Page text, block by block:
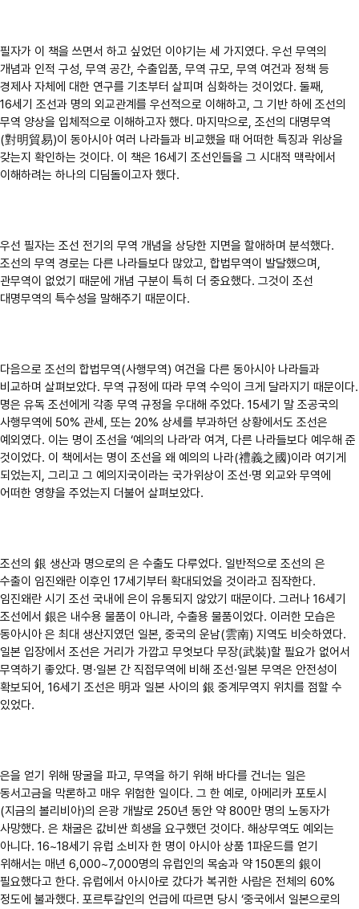
필자가 이 책을 쓰면서 하고 싶었던 이야기는 세 가지였다. 우선 무역의
개념과 인적 구성, 무역 공간, 수출입품, 무역 규모, 무역 여건과 정책 등
경제사 자체에 대한 연구를 기초부터 살피며 심화하는 것이었다. 둘째,
16세기 조선과 명의 외교관계를 우선적으로 이해하고, 그 기반 하에 조선의
무역 양상을 입체적으로 이해하고자 했다. 마지막으로, 조선의 대명무역
(對明貿易)이 동아시아 여러 나라들과 비교했을 때 어떠한 특징과 위상을
갖는지 확인하는 것이다. 이 책은 16세기 조선인들을 그 시대적 맥락에서
이해하려는 하나의 디딤돌이고자 했다.
우선 필자는 조선 전기의 무역 개념을 상당한 지면을 할애하며 분석했다.
조선의 무역 경로는 다른 나라들보다 많았고, 합법무역이 발달했으며,
관무역이 없었기 때문에 개념 구분이 특히 더 중요했다. 그것이 조선
대명무역의 특수성을 말해주기 때문이다.
다음으로 조선의 합법무역(사행무역) 여건을 다른 동아시아 나라들과
비교하며 살펴보았다. 무역 규정에 따라 무역 수익이 크게 달라지기 때문이다.
명은 유독 조선에게 각종 무역 규정을 우대해 주었다. 15세기 말 조공국의
사행무역에 50% 관세, 또는 20% 상세를 부과하던 상황에서도 조선은
예외였다. 이는 명이 조선을 ‘예의의 나라’라 여겨, 다른 나라들보다 예우해 준
것이었다. 이 책에서는 명이 조선을 왜 예의의 나라(禮義之國)이라 여기게
되었는지, 그리고 그 예의지국이라는 국가위상이 조선·명 외교와 무역에
어떠한 영향을 주었는지 더불어 살펴보았다.
조선의 銀 생산과 명으로의 은 수출도 다루었다. 일반적으로 조선의 은
수출이 임진왜란 이후인 17세기부터 확대되었을 것이라고 짐작한다.
임진왜란 시기 조선 국내에 은이 유통되지 않았기 때문이다. 그러나 16세기
조선에서 銀은 내수용 물품이 아니라, 수출용 물품이었다. 이러한 모습은
동아시아 은 최대 생산지였던 일본, 중국의 운남(雲南) 지역도 비슷하였다.
일본 입장에서 조선은 거리가 가깝고 무엇보다 무장(武裝)할 필요가 없어서
무역하기 좋았다. 명·일본 간 직접무역에 비해 조선·일본 무역은 안전성이
확보되어, 16세기 조선은 明과 일본 사이의 銀 중계무역지 위치를 점할 수
있었다.
은을 얻기 위해 땅굴을 파고, 무역을 하기 위해 바다를 건너는 일은
동서고금을 막론하고 매우 위험한 일이다. 그 한 예로, 아메리카 포토시
(지금의 볼리비아)의 은광 개발로 250년 동안 약 800만 명의 노동자가
사망했다. 은 채굴은 값비싼 희생을 요구했던 것이다. 해상무역도 예외는
아니다. 16~18세기 유럽 소비자 한 명이 아시아 상품 1파운드를 얻기
위해서는 매년 6,000~7,000명의 유럽인의 목숨과 약 150톤의 銀이
필요했다고 한다. 유럽에서 아시아로 갔다가 복귀한 사람은 전체의 60%
정도에 불과했다. 포르투갈인의 언급에 따르면 당시 ‘중국에서 일본으로의